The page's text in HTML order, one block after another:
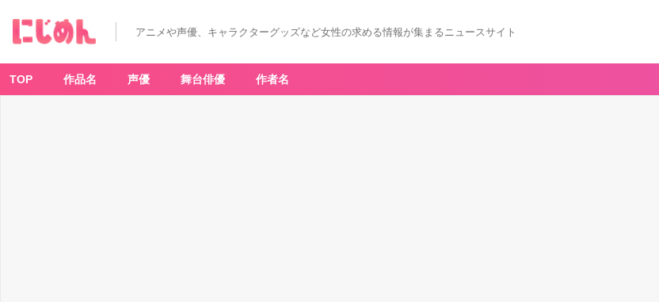
アニメや声優、キャラクターグッズなど女性の求める情報が集まるニュースサイト
TOP 作品名 声優 舞台俳優 作者名